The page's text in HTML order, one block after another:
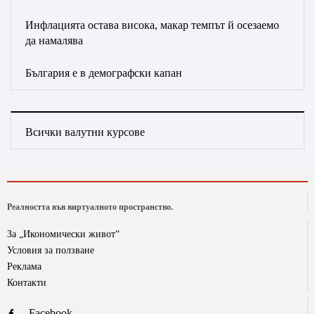
Инфлацията остава висока, макар темпът й осезаемо
да намалява
България е в демографски капан
Всички валутни курсове
Реалността във виртуалното пространство.
За „Икономически живот“
Условия за ползване
Реклама
Контакти